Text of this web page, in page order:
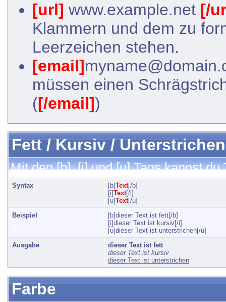
[url] www.example.net [/
Klammern und dem zu
Leerzeichen stehen.
[email]
müssen einen
([/email])
Fett / Kursiv / Unterstrichen
Mit den [b], [i] und [u] Tags kannst
Syntax [b]Text[/b]
[i]Text[/i]
[u]Text[/u]
Beispiel
[b]dieser Text ist fett[/b]
[i]dieser Text ist kursiv[/i]
[u]dieser Text ist unterstrichen[/u]
Ausgabe
dieser Text ist fett
dieser Text ist kursiv
dieser Text ist unterstrichen
Farbe